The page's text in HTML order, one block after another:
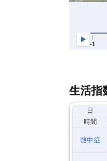
生活指
日
時間
熱中症